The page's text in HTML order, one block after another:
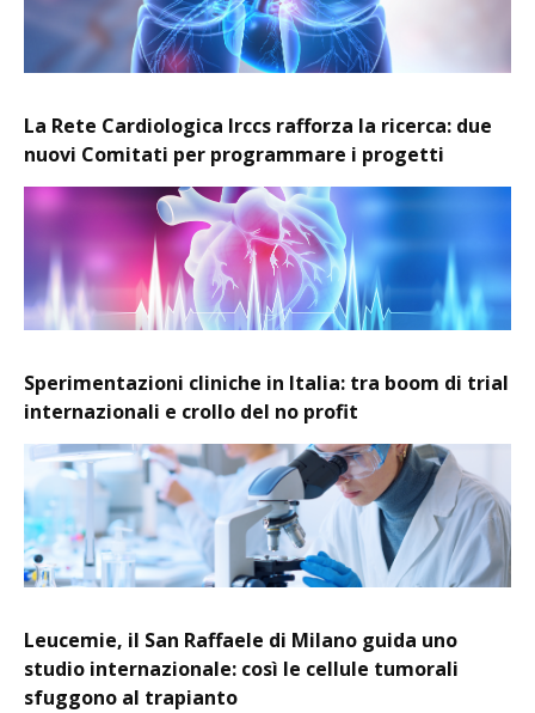
La Rete Cardiologica Irccs rafforza la ricerca: due
nuovi Comitati per programmare i progetti
Sperimentazioni cliniche in Italia: tra boom di trial
internazionali e crollo del no profit
Leucemie, il San Raffaele di Milano guida uno
studio internazionale: così le cellule tumorali
sfuggono al trapianto